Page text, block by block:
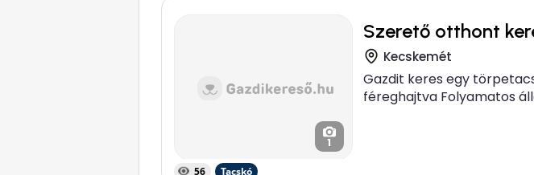
1
Szerető otthont
Kecskemét
Gazdit keres egy
féreghajtva Folyamatos
56 Tacskó